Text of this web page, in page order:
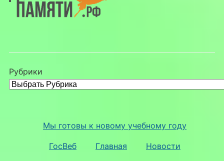
Рубрики
Мы готовы к новому учебному году
ГосВеб Главная Новости